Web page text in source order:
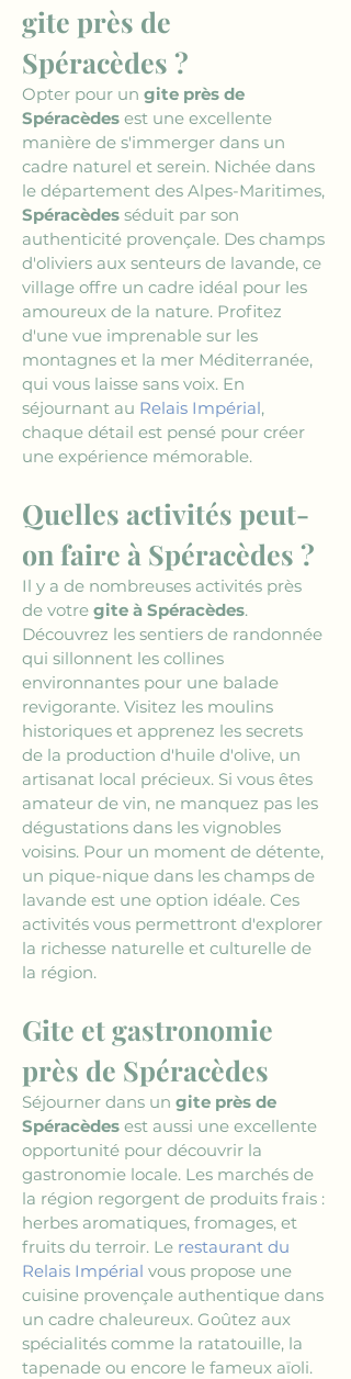
gite près de
Spéracèdes ?
Opter pour un gite près de
Spéracèdes est une excellente
manière de s'immerger dans un
cadre naturel et serein. Nichée dans
le département des Alpes-Maritimes,
Spéracèdes séduit par son
authenticité provençale. Des champs
d'oliviers aux senteurs de lavande, ce
village offre un cadre idéal pour les
amoureux de la nature. Profitez
d'une vue imprenable sur les
montagnes et la mer Méditerranée,
qui vous laisse sans voix. En
séjournant au Relais Impérial,
chaque détail est pensé pour créer
une expérience mémorable.
Quelles activités peut-
on faire à Spéracèdes ?
Il y a de nombreuses activités près
de votre gite à Spéracèdes.
Découvrez les sentiers de randonnée
qui sillonnent les collines
environnantes pour une balade
revigorante. Visitez les moulins
historiques et apprenez les secrets
de la production d'huile d'olive, un
artisanat local précieux. Si vous êtes
amateur de vin, ne manquez pas les
dégustations dans les vignobles
voisins. Pour un moment de détente,
un pique-nique dans les champs de
lavande est une option idéale. Ces
activités vous permettront d'explorer
la richesse naturelle et culturelle de
la région.
Gite et gastronomie
près de Spéracèdes
Séjourner dans un gite près de
Spéracèdes est aussi une excellente
opportunité pour découvrir la
gastronomie locale. Les marchés de
la région regorgent de produits frais :
herbes aromatiques, fromages, et
fruits du terroir. Le restaurant du
Relais Impérial vous propose une
cuisine provençale authentique dans
un cadre chaleureux. Goûtez aux
spécialités comme la ratatouille, la
tapenade ou encore le fameux aïoli.